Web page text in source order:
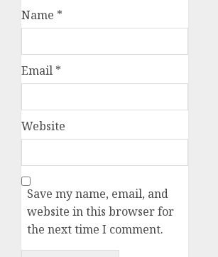
Name *
Email *
Website
Save my name, email, and
website in this browser for
the next time I comment.